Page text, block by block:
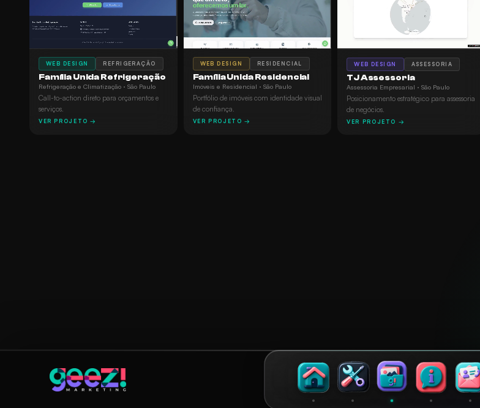
WEB DESIGN REFRIGERAÇÃO
Família Unida Refrigeração
Refrigeração e Climatização · São Paulo
Call-to-action direto para orçamentos e
serviços.
VER PROJETO →
WEB DESIGN RESIDENCIAL
Família Unida Residencial
Imóveis e Residencial · São Paulo
Portfólio de imóveis com identidade visual
de confiança.
VER PROJETO →
WEB DESIGN ASSESSORIA
TJ Assessoria
Assessoria Empresarial · São Paulo
Posicionamento estratégico para assessoria
de negócios.
VER PROJETO →